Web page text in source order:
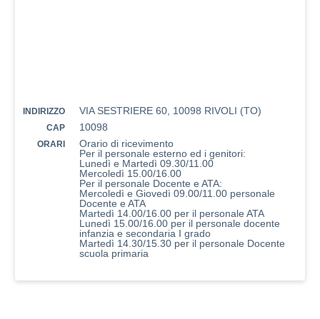
INDIRIZZO VIA SESTRIERE 60, 10098 RIVOLI (TO)
CAP 10098
ORARI
Orario di ricevimento
Per il personale esterno ed i genitori:
Lunedì e Martedì 09.30/11.00
Mercoledì 15.00/16.00
Per il personale Docente e ATA:
Mercoledì e Giovedì 09.00/11.00 personale
Docente e ATA
Martedì 14.00/16.00 per il personale ATA
Lunedì 15.00/16.00 per il personale docente
infanzia e secondaria I grado
Martedì 14.30/15.30 per il personale Docente
scuola primaria